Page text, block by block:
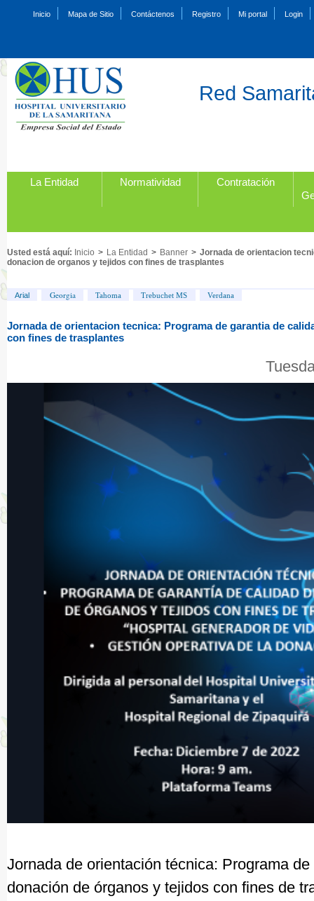
Inicio Mapa de Sitio Contáctenos Registro Mi portal Login
Red
La Entidad Normatividad
Contratación
Usted está aquí: Inicio > La Entidad > Banner > Jornada de orientacion
donacion de organos y tejidos con fines de trasplantes
Arial Georgia Tahoma Trebuchet MS Verdana
Jornada de orientacion tecnica: Programa de garantia de
con fines de trasplantes
Jornada de orientación técnica: Programa
donación de órganos y tejidos con fines de